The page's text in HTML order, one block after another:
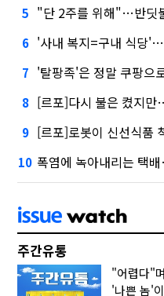
5 "단 2주를 위해"…반딧불
6 '사내 복지=구내 식당
7 '탈팡족'은 정말 쿠팡으
8 [르포]다시 불은 켰지
9 [르포]로봇이 신선식품
10 폭염에 녹아내리는 택
주간유통